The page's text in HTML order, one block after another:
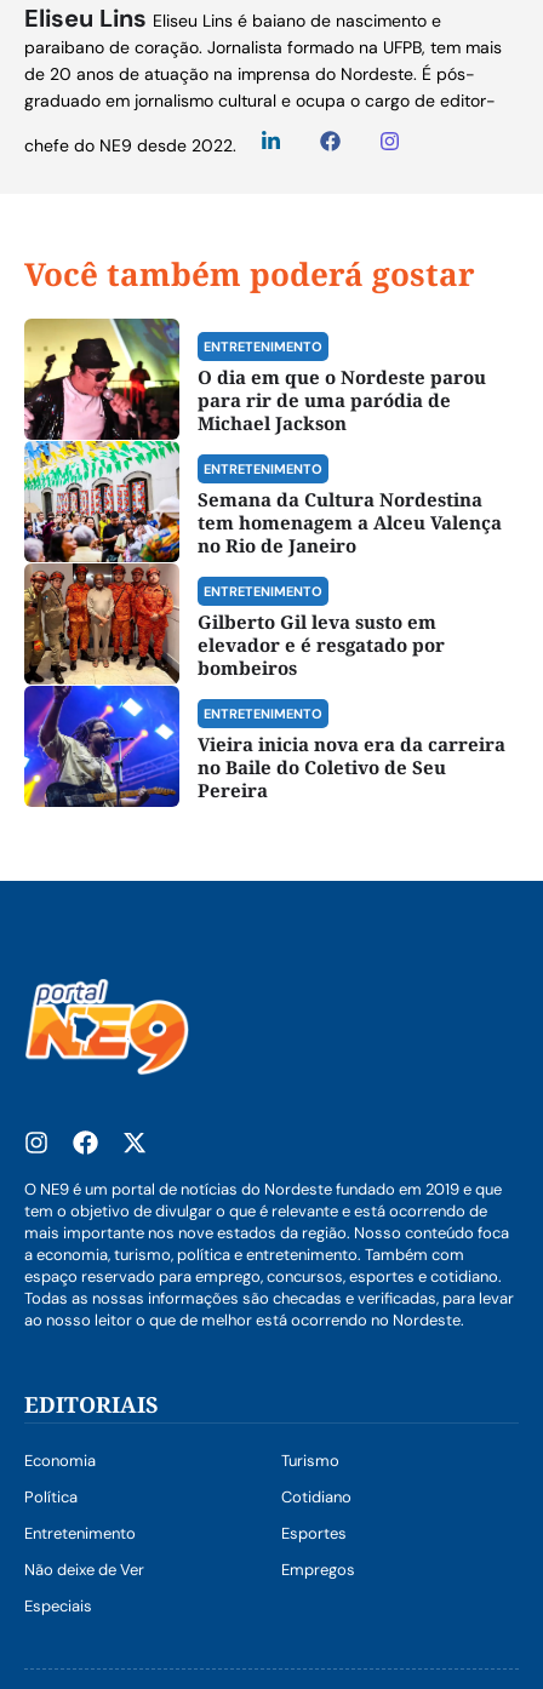
Eliseu Lins Eliseu Lins é baiano de nascimento e
paraibano de coração. Jornalista formado na UFPB, tem mais
de 20 anos de atuação na imprensa do Nordeste. É pós-
graduado em jornalismo cultural e ocupa o cargo de editor-
chefe do NE9 desde 2022.
Você também poderá gostar
ENTRETENIMENTO
O dia em que o Nordeste parou
para rir de uma paródia de
Michael Jackson
ENTRETENIMENTO
Semana da Cultura Nordestina
tem homenagem a Alceu Valença
no Rio de Janeiro
ENTRETENIMENTO
Gilberto Gil leva susto em
elevador e é resgatado por
bombeiros
ENTRETENIMENTO
Vieira inicia nova era da carreira
no Baile do Coletivo de Seu
Pereira
O NE9 é um portal de notícias do Nordeste fundado em 2019 e que
tem o objetivo de divulgar o que é relevante e está ocorrendo de
mais importante nos nove estados da região. Nosso conteúdo foca
a economia, turismo, política e entretenimento. Também com
espaço reservado para emprego, concursos, esportes e cotidiano.
Todas as nossas informações são checadas e verificadas, para levar
ao nosso leitor o que de melhor está ocorrendo no Nordeste.
EDITORIAIS
Economia
Turismo
Política
Cotidiano
Entretenimento
Esportes
Não deixe de Ver
Empregos
Especiais